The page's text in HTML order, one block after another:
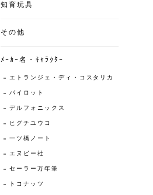
知育玩具
その他
ﾒｰｶｰ名・ｷｬﾗｸﾀｰ
エトランジェ・ディ・コスタリカ
パイロット
デルフォニックス
ヒグチユウコ
一ツ橋ノート
エヌビー社
セーラー万年筆
トコナッツ